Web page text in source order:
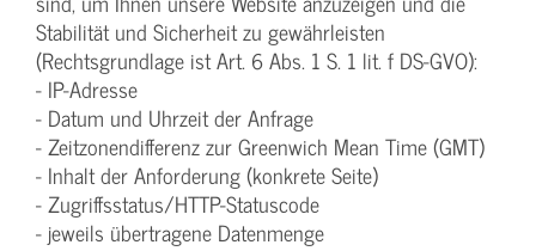
Stabilität und Sicherheit zu gewährleisten
(Rechtsgrundlage ist Art. 6 Abs. 1 S. 1 lit. f DS-GVO):
- IP-Adresse
- Datum und Uhrzeit der Anfrage
- Zeitzonendifferenz zur Greenwich Mean Time (GMT)
- Inhalt der Anforderung (konkrete Seite)
- Zugriffsstatus/HTTP-Statuscode
- jeweils übertragene Datenmenge